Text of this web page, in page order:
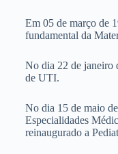
Em 05 de março de
fundamental da
No dia 22 de janeiro
de UTI.
No dia 15 de maio
Especialidades
reinaugurado a